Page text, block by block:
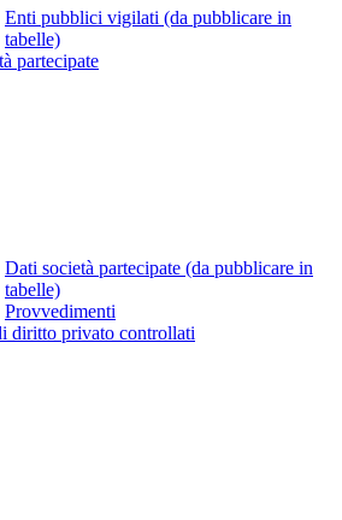
Enti pubblici vigilati (da pubblicare in
tabelle)
partecipate
Dati società partecipate (da pubblicare in
tabelle)
Provvedimenti
diritto privato controllati